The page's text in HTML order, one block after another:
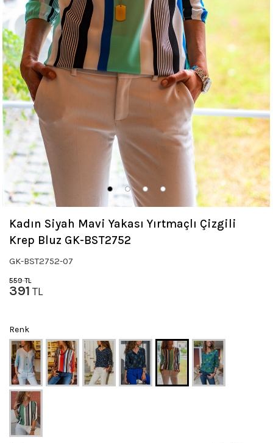
Kadın Siyah Mavi Yakası Yırtmaçlı Çizgili
Krep Bluz GK-BST2752
GK-BST2752-07
559TL
391 TL
Renk